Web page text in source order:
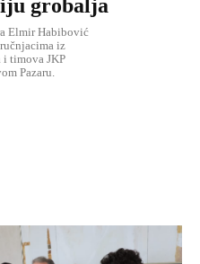
grobalja
Elmir Habibović
iz
i timova JKP
Pazaru.